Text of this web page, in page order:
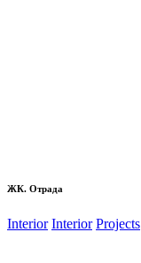
ЖК. Отрада
Interior Interior Projects